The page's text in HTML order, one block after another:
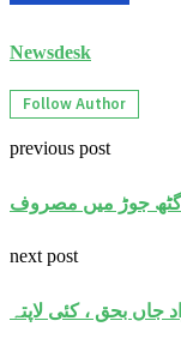
Newsdesk
Follow Author
previous post
گٹھ جوڑ میں مصروف
next post